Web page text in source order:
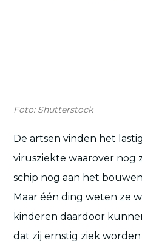
Foto: Shutterstock
De artsen vinden het
virusziekte waarover nog
schip nog aan het
Maar één ding weten ze
kinderen daardoor
dat zij ernstig ziek